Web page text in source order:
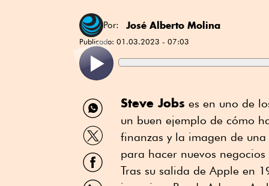
Por: José Alberto Molina
Publicado: 01.03.2023 - 07:03
Compartir
por
WhatsApp
Compartir
por
Twitter
Compartir
por
Facebook
Compartir
Steve Jobs es en uno de
un buen ejemplo de cómo
finanzas y la imagen de una
para hacer nuevos
Tras su salida de Apple en